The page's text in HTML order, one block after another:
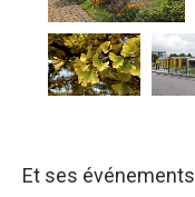
Et ses événements